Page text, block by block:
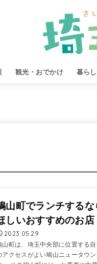
観光・おでかけ 暮らし
山町でランチする
しいおすすめのお店
2023.05.29
山町は、埼玉中央部に位置する
アクセスがよい鳩山ニュータウ